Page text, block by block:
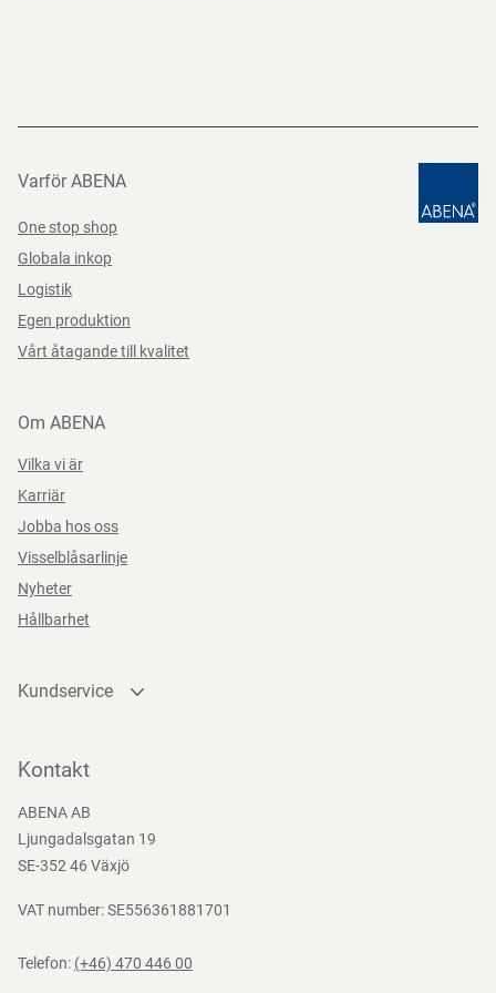
Varför ABENA
One stop shop
Globala inkop
Logistik
Egen produktion
Vårt åtagande till kvalitet
Om ABENA
Vilka vi är
Karriär
Jobba hos oss
Visselblåsarlinje
Nyheter
Hållbarhet
Kundservice
Bli kund
Nedladdningar
Kontakt
ABENA AB
Ljungadalsgatan 19
SE-352 46 Växjö
VAT number: SE556361881701
Telefon: (+46) 470 446 00